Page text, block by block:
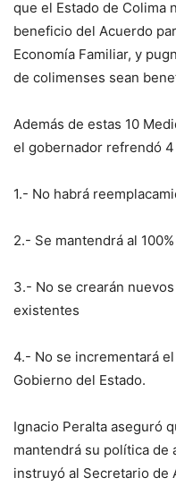
que el Estado de Colima
beneficio del Acuerdo
Economía Familiar, y
de colimenses sean
Además de estas 10
el gobernador refrendó 4
1.- No habrá
2.- Se mantendrá al
3.- No se crearán
existentes
4.- No se incrementará
Gobierno del Estado.
Ignacio Peralta aseguró
mantendrá su política
instruyó al Secretario de